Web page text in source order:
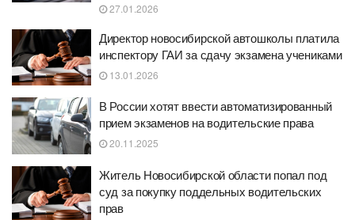
27.01.2026
Директор новосибирской автошколы платила
инспектору ГАИ за сдачу экзамена учениками
13.01.2026
В России хотят ввести автоматизированный
прием экзаменов на водительские права
20.11.2025
Житель Новосибирской области попал под
суд за покупку поддельных водительских
прав